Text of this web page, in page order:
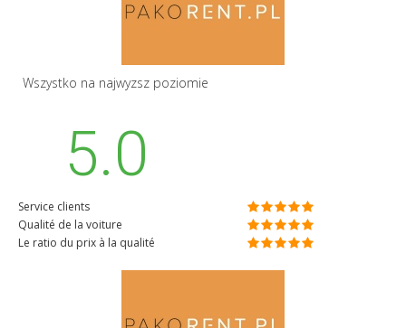
Wszystko na najwyzsz poziomie
5.0
Service clients
Qualité de la voiture
Le ratio du prix à la qualité